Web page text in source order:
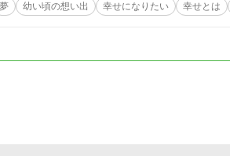
夢 幼い頃の想い出 幸せになりたい 幸せとは